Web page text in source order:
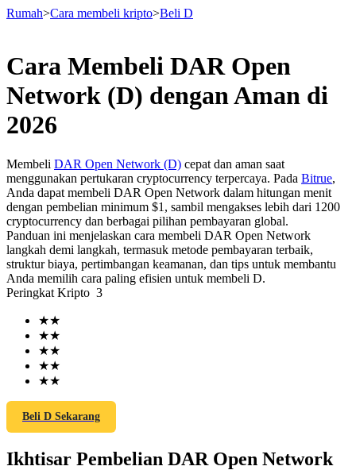
Berjangka
USDT Berjangka
Kontrak berjangka menggunakan USDT sebagai jaminannya
COIN-M Berjangka
Mata Uang Kripto Berjangka
Rumah>Cara membeli kripto>Beli D
Cara Membeli DAR Open
Network (D) dengan Aman di
2026
Membeli DAR Open Network (D) cepat dan aman saat
menggunakan pertukaran cryptocurrency terpercaya. Pada Bitrue,
Anda dapat membeli DAR Open Network dalam hitungan menit
dengan pembelian minimum $1, sambil mengakses lebih dari 1200
cryptocurrency dan berbagai pilihan pembayaran global.
Panduan ini menjelaskan cara membeli DAR Open Network
langkah demi langkah, termasuk metode pembayaran terbaik,
struktur biaya, pertimbangan keamanan, dan tips untuk membantu
Anda memilih cara paling efisien untuk membeli D.
Peringkat Kripto 3
★★
★★
★★
★★
★★
Beli D Sekarang
Ikhtisar Pembelian DAR Open Network